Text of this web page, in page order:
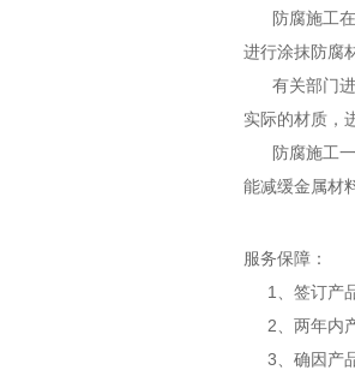
防腐施工在
进行涂抹防腐
有关部门进
实际的材质，
防腐施工一
能减缓金属材
服务保障：
1、签订产
2、两年内产
3、确因产品